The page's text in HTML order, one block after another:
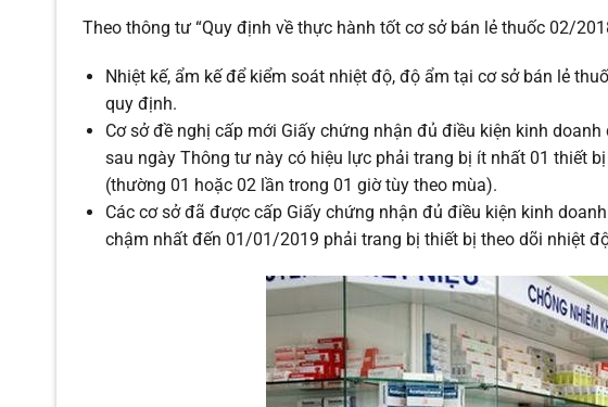
Theo thông tư “Quy định về thực hành tốt cơ sở bán lẻ thuốc 02/
Nhiệt kế, ẩm kế để kiểm soát nhiệt độ, độ ẩm tại cơ sở bán lẻ
quy định.
Cơ sở đề nghị cấp mới Giấy chứng nhận đủ điều kiện kinh
sau ngày Thông tư này có hiệu lực phải trang bị ít nhất 01 thiết
(thường 01 hoặc 02 lần trong 01 giờ tùy theo mùa).
Các cơ sở đã được cấp Giấy chứng nhận đủ điều kiện kinh
chậm nhất đến 01/01/2019 phải trang bị thiết bị theo dõi nhiệt